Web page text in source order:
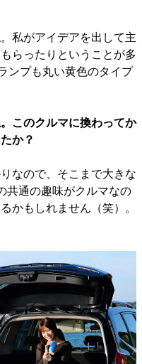
私がアイデアを出して主
らったりということが多
ンプも丸い黄色のタイプ
このクルマに換わってか
か？
なので、そこまで大きな
共通の趣味がクルマなの
かもしれません（笑）。